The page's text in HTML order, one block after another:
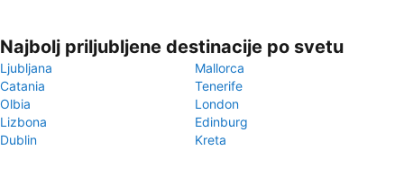
Najbolj priljubljene destinacije po svetu
Ljubljana
Mallorca
Catania
Tenerife
Olbia
London
Lizbona
Edinburg
Dublin
Kreta